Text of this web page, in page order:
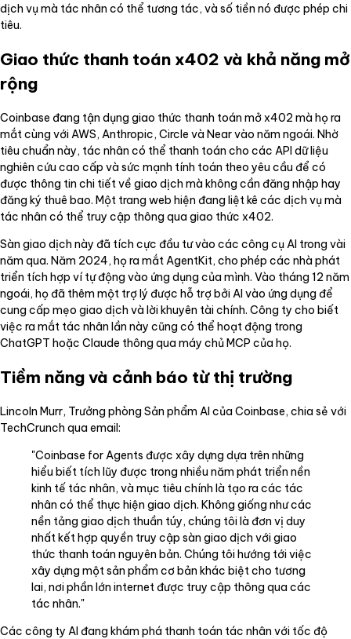
dịch vụ mà tác nhân có thể tương tác, và số tiền nó được phép chi
tiêu.
Giao thức thanh toán x402 và khả năng mở
rộng
Coinbase đang tận dụng giao thức thanh toán mở x402 mà họ ra
mắt cùng với AWS, Anthropic, Circle và Near vào năm ngoái. Nhờ
tiêu chuẩn này, tác nhân có thể thanh toán cho các API dữ liệu
nghiên cứu cao cấp và sức mạnh tính toán theo yêu cầu để có
được thông tin chi tiết về giao dịch mà không cần đăng nhập hay
đăng ký thuê bao. Một trang web hiện đang liệt kê các dịch vụ mà
tác nhân có thể truy cập thông qua giao thức x402.
Sàn giao dịch này đã tích cực đầu tư vào các công cụ AI trong vài
năm qua. Năm 2024, họ ra mắt AgentKit, cho phép các nhà phát
triển tích hợp ví tự động vào ứng dụng của mình. Vào tháng 12 năm
ngoái, họ đã thêm một trợ lý được hỗ trợ bởi AI vào ứng dụng để
cung cấp mẹo giao dịch và lời khuyên tài chính. Công ty cho biết
việc ra mắt tác nhân lần này cũng có thể hoạt động trong
ChatGPT hoặc Claude thông qua máy chủ MCP của họ.
Tiềm năng và cảnh báo từ thị trường
Lincoln Murr, Trưởng phòng Sản phẩm AI của Coinbase, chia sẻ với
TechCrunch qua email:
"Coinbase for Agents được xây dựng dựa trên những
hiểu biết tích lũy được trong nhiều năm phát triển nền
kinh tế tác nhân, và mục tiêu chính là tạo ra các tác
nhân có thể thực hiện giao dịch. Không giống như các
nền tảng giao dịch thuần túy, chúng tôi là đơn vị duy
nhất kết hợp quyền truy cập sàn giao dịch với giao
thức thanh toán nguyên bản. Chúng tôi hướng tới việc
xây dựng một sản phẩm cơ bản khác biệt cho tương
lai, nơi phần lớn internet được truy cập thông qua các
tác nhân."
Các công ty AI đang khám phá thanh toán tác nhân với tốc độ